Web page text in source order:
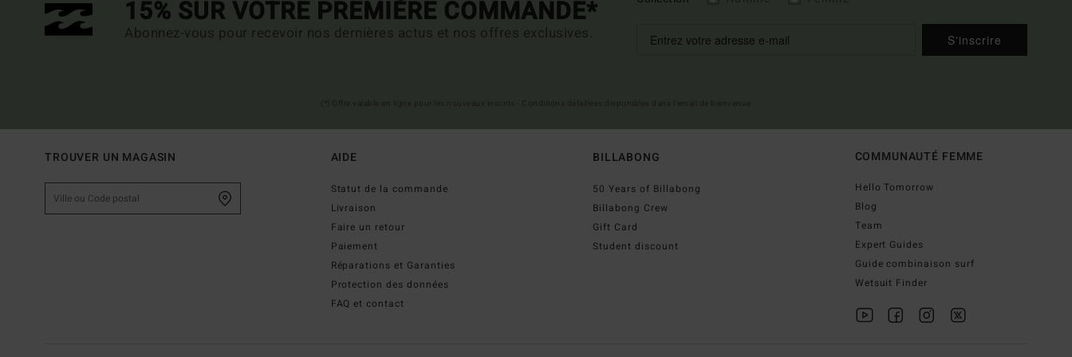
15% SUR VOTRE PREMIÈRE COMMANDE*
Abonnez-vous pour recevoir nos dernières actus et nos offres exclusives. S'inscrire
TROUVER UN MAGASIN AIDE
Statut de la commande
Livraison
Faire un retour
Paiement
Réparations et Garanties
Protection des données
FAQ et contact
BILLABONG
50 Years of Billabong
Billabong Crew
Gift Card
Student discount
COMMUNAUTÉ FEMME
Hello Tomorrow
Blog
Team
Expert Guides
Guide combinaison surf
Wetsuit Finder